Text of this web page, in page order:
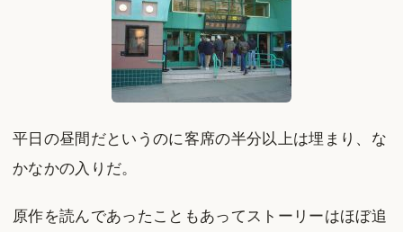
平日の昼間だというのに客席の半分以上は埋まり、な
かなかの入りだ。
原作を読んであったこともあってストーリーはほぼ追